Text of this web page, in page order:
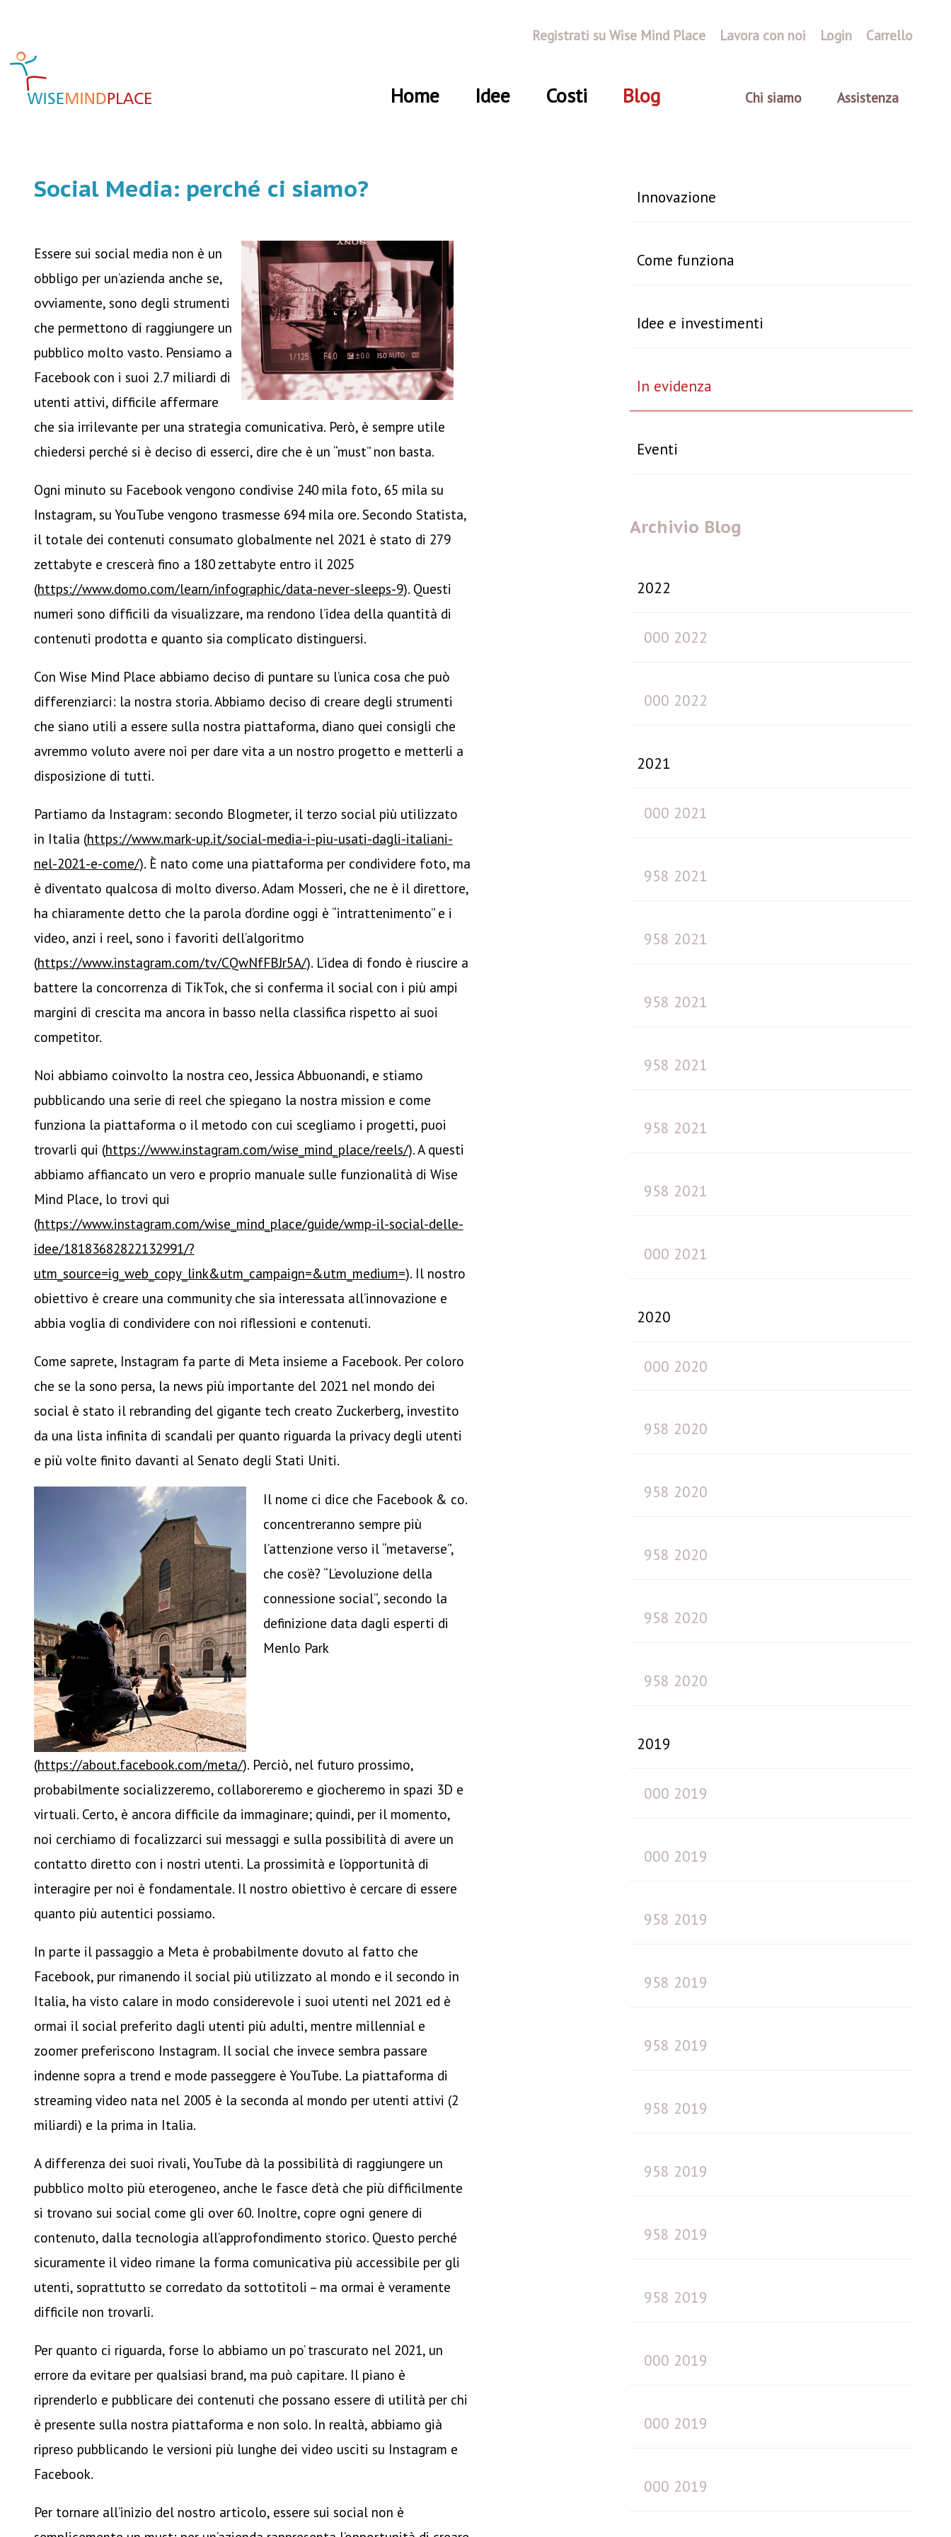
Carrello
Login
Lavora con noi
Registrati su Wise Mind Place
Home Idee Costi Blog Assistenza
Chi siamo
Social Media: perché ci siamo?
Essere sui social media non è un
obbligo per un’azienda anche se,
ovviamente, sono degli strumenti
che permettono di raggiungere un
pubblico molto vasto. Pensiamo a
Facebook con i suoi 2.7 miliardi di
utenti attivi, difficile affermare
che sia irrilevante per una strategia comunicativa. Però, è sempre utile
chiedersi perché si è deciso di esserci, dire che è un “must” non basta.
Ogni minuto su Facebook vengono condivise 240 mila foto, 65 mila su
Instagram, su YouTube vengono trasmesse 694 mila ore. Secondo Statista,
il totale dei contenuti consumato globalmente nel 2021 è stato di 279
zettabyte e crescerà fino a 180 zettabyte entro il 2025
(https://www.domo.com/learn/infographic/data-never-sleeps-9). Questi
numeri sono difficili da visualizzare, ma rendono l’idea della quantità di
contenuti prodotta e quanto sia complicato distinguersi.
Con Wise Mind Place abbiamo deciso di puntare su l’unica cosa che può
differenziarci: la nostra storia. Abbiamo deciso di creare degli strumenti
che siano utili a essere sulla nostra piattaforma, diano quei consigli che
avremmo voluto avere noi per dare vita a un nostro progetto e metterli a
disposizione di tutti.
Partiamo da Instagram: secondo Blogmeter, il terzo social più utilizzato
in Italia (https://www.mark-up.it/social-media-i-piu-usati-dagli-italiani-
nel-2021-e-come/). È nato come una piattaforma per condividere foto, ma
è diventato qualcosa di molto diverso. Adam Mosseri, che ne è il direttore,
ha chiaramente detto che la parola d’ordine oggi è “intrattenimento” e i
video, anzi i reel, sono i favoriti dell’algoritmo
(https://www.instagram.com/tv/CQwNfFBJr5A/). L’idea di fondo è riuscire a
battere la concorrenza di TikTok, che si conferma il social con i più ampi
margini di crescita ma ancora in basso nella classifica rispetto ai suoi
competitor.
Noi abbiamo coinvolto la nostra ceo, Jessica Abbuonandi, e stiamo
pubblicando una serie di reel che spiegano la nostra mission e come
funziona la piattaforma o il metodo con cui scegliamo i progetti, puoi
trovarli qui (https://www.instagram.com/wise_mind_place/reels/). A questi
abbiamo affiancato un vero e proprio manuale sulle funzionalità di Wise
Mind Place, lo trovi qui
(https://www.instagram.com/wise_mind_place/guide/wmp-il-social-delle-
idee/18183682822132991/?
utm_source=ig_web_copy_link&utm_campaign=&utm_medium=). Il nostro
obiettivo è creare una community che sia interessata all’innovazione e
abbia voglia di condividere con noi riflessioni e contenuti.
Come saprete, Instagram fa parte di Meta insieme a Facebook. Per coloro
che se la sono persa, la news più importante del 2021 nel mondo dei
social è stato il rebranding del gigante tech creato Zuckerberg, investito
da una lista infinita di scandali per quanto riguarda la privacy degli utenti
e più volte finito davanti al Senato degli Stati Uniti.
Il nome ci dice che Facebook & co.
concentreranno sempre più
l’attenzione verso il “metaverse”,
che cos’è? “L’evoluzione della
connessione social”, secondo la
definizione data dagli esperti di
Menlo Park
(https://about.facebook.com/meta/). Perciò, nel futuro prossimo,
probabilmente socializzeremo, collaboreremo e giocheremo in spazi 3D e
virtuali. Certo, è ancora difficile da immaginare; quindi, per il momento,
noi cerchiamo di focalizzarci sui messaggi e sulla possibilità di avere un
contatto diretto con i nostri utenti. La prossimità e l’opportunità di
interagire per noi è fondamentale. Il nostro obiettivo è cercare di essere
quanto più autentici possiamo.
In parte il passaggio a Meta è probabilmente dovuto al fatto che
Facebook, pur rimanendo il social più utilizzato al mondo e il secondo in
Italia, ha visto calare in modo considerevole i suoi utenti nel 2021 ed è
ormai il social preferito dagli utenti più adulti, mentre millennial e
zoomer preferiscono Instagram. Il social che invece sembra passare
indenne sopra a trend e mode passeggere è YouTube. La piattaforma di
streaming video nata nel 2005 è la seconda al mondo per utenti attivi (2
miliardi) e la prima in Italia.
A differenza dei suoi rivali, YouTube dà la possibilità di raggiungere un
pubblico molto più eterogeneo, anche le fasce d’età che più difficilmente
si trovano sui social come gli over 60. Inoltre, copre ogni genere di
contenuto, dalla tecnologia all’approfondimento storico. Questo perché
sicuramente il video rimane la forma comunicativa più accessibile per gli
utenti, soprattutto se corredato da sottotitoli – ma ormai è veramente
difficile non trovarli.
Per quanto ci riguarda, forse lo abbiamo un po’ trascurato nel 2021, un
errore da evitare per qualsiasi brand, ma può capitare. Il piano è
riprenderlo e pubblicare dei contenuti che possano essere di utilità per chi
è presente sulla nostra piattaforma e non solo. In realtà, abbiamo già
ripreso pubblicando le versioni più lunghe dei video usciti su Instagram e
Facebook.
Per tornare all’inizio del nostro articolo, essere sui social non è
Innovazione
Come funziona
Idee e investimenti
In evidenza
Eventi
Archivio Blog
2022
000 2022
000 2022
2021
000 2021
958 2021
958 2021
958 2021
958 2021
958 2021
958 2021
000 2021
2020
000 2020
958 2020
958 2020
958 2020
958 2020
958 2020
2019
000 2019
000 2019
958 2019
958 2019
958 2019
958 2019
958 2019
958 2019
958 2019
000 2019
000 2019
000 2019